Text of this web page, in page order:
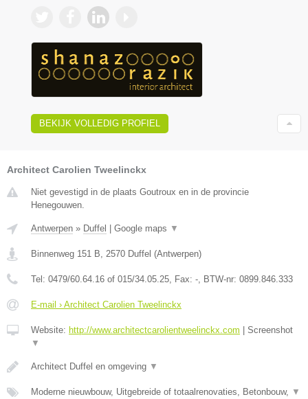
BEKIJK VOLLEDIG PROFIEL
Architect Carolien Tweelinckx
Niet gevestigd in de plaats Goutroux en in de provincie
Henegouwen.
Antwerpen » Duffel | Google maps ▼
Binnenweg 151 B 2570 Duffel (Antwerpen)
Tel: 0479/60.64.16 of 015/34.05.25 , Fax: - , BTW-nr: 0899.846.333
E-mail › Architect Carolien Tweelinckx
Website: http://www.architectcarolientweelinckx.com | Screenshot
▼
Architect Duffel en omgeving ▼
Moderne nieuwbouw, Uitgebreide of totaalrenovaties, Betonbouw, ▼